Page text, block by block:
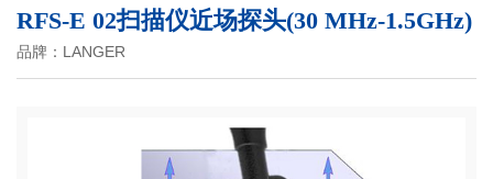
RFS-E 02扫描仪近场探头(30 MHz-1.5GHz)
品牌：LANGER